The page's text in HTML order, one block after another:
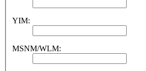
YIM:
MSNM/WLM: